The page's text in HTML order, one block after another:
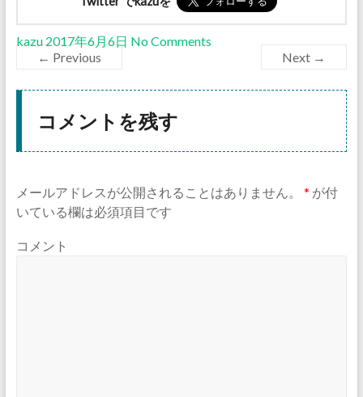
kazu 2017年6月6日 No Comments
← Previous
Next →
コメントを残す
メールアドレスが公開されることはありません。 * が付
いている欄は必須項目です
コメント